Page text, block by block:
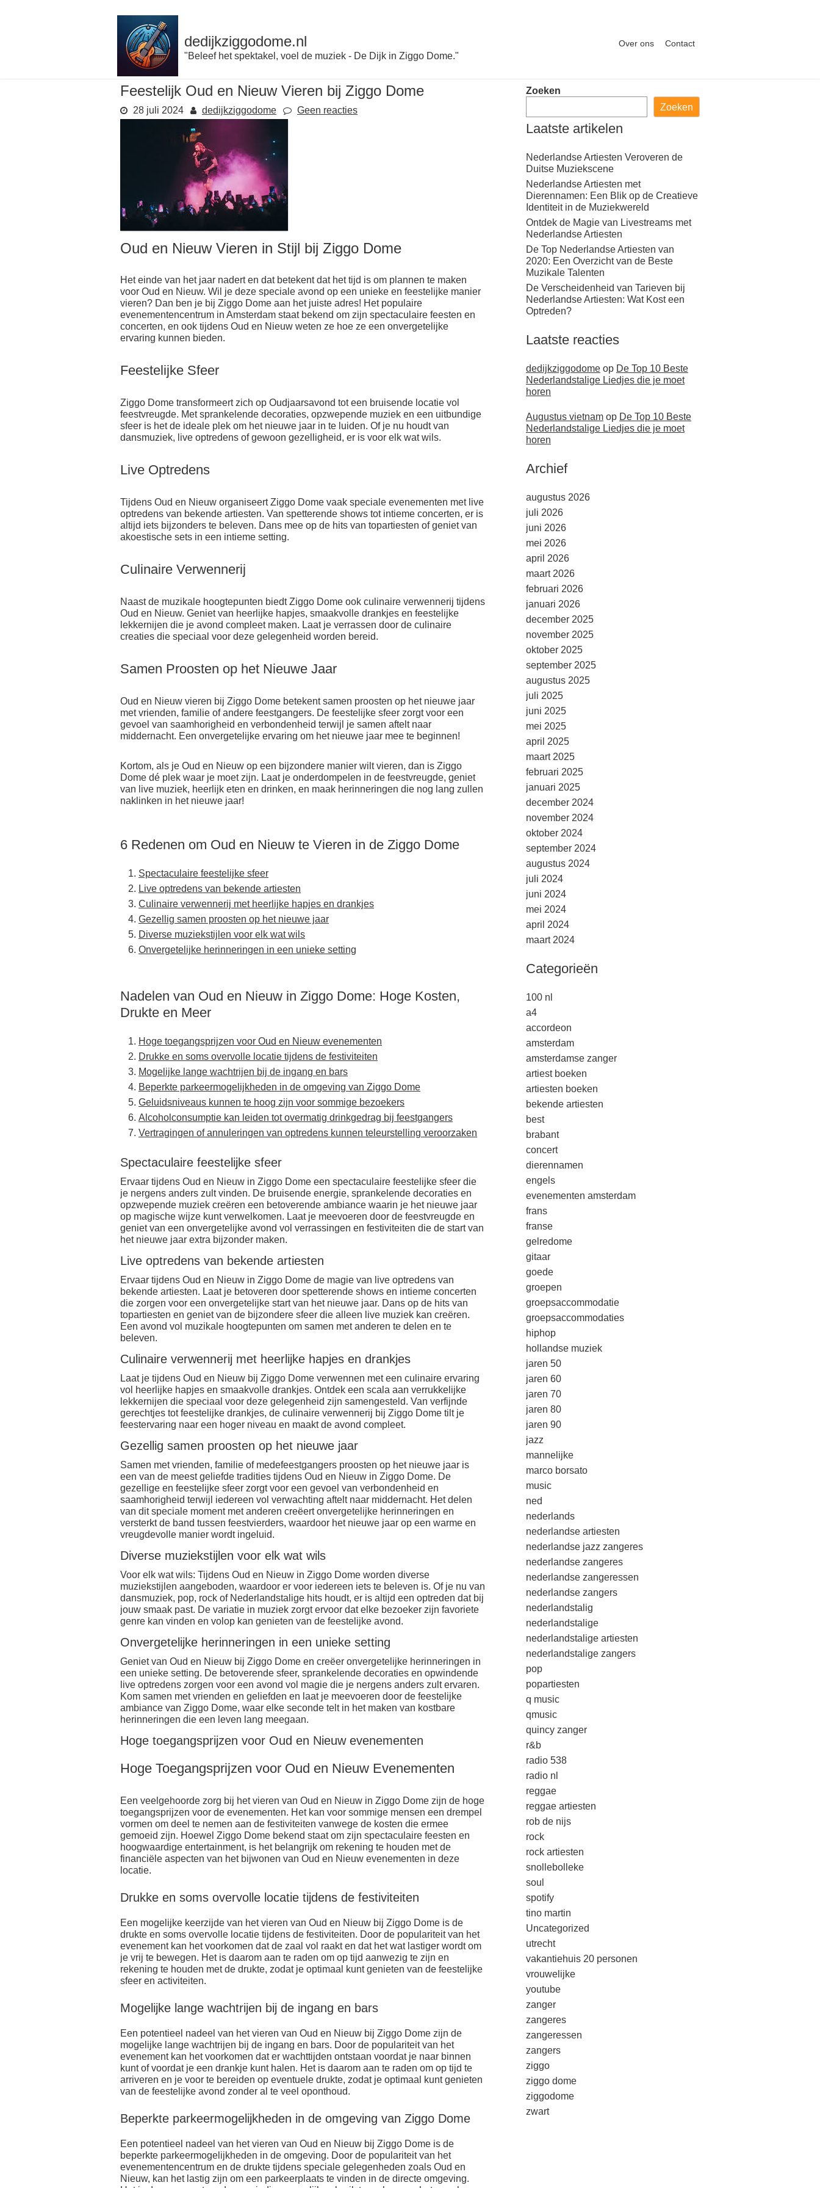
dedijkziggodome.nl
"Beleef het spektakel, voel de muziek - De Dijk in Ziggo Dome."
Over ons Contact
Feestelijk Oud en Nieuw Vieren bij Ziggo Dome
28 juli 2024 dedijkziggodome Geen reacties
Oud en Nieuw Vieren in Stijl bij Ziggo Dome
Het einde van het jaar nadert en dat betekent dat het tijd is om plannen te maken
voor Oud en Nieuw. Wil je deze speciale avond op een unieke en feestelijke manier
vieren? Dan ben je bij Ziggo Dome aan het juiste adres! Het populaire
evenementencentrum in Amsterdam staat bekend om zijn spectaculaire feesten en
concerten, en ook tijdens Oud en Nieuw weten ze hoe ze een onvergetelijke
ervaring kunnen bieden.
Feestelijke Sfeer
Ziggo Dome transformeert zich op Oudjaarsavond tot een bruisende locatie vol
feestvreugde. Met sprankelende decoraties, opzwepende muziek en een uitbundige
sfeer is het de ideale plek om het nieuwe jaar in te luiden. Of je nu houdt van
dansmuziek, live optredens of gewoon gezelligheid, er is voor elk wat wils.
Live Optredens
Tijdens Oud en Nieuw organiseert Ziggo Dome vaak speciale evenementen met live
optredens van bekende artiesten. Van spetterende shows tot intieme concerten, er is
altijd iets bijzonders te beleven. Dans mee op de hits van topartiesten of geniet van
akoestische sets in een intieme setting.
Culinaire Verwennerij
Naast de muzikale hoogtepunten biedt Ziggo Dome ook culinaire verwennerij tijdens
Oud en Nieuw. Geniet van heerlijke hapjes, smaakvolle drankjes en feestelijke
lekkernijen die je avond compleet maken. Laat je verrassen door de culinaire
creaties die speciaal voor deze gelegenheid worden bereid.
Samen Proosten op het Nieuwe Jaar
Oud en Nieuw vieren bij Ziggo Dome betekent samen proosten op het nieuwe jaar
met vrienden, familie of andere feestgangers. De feestelijke sfeer zorgt voor een
gevoel van saamhorigheid en verbondenheid terwijl je samen aftelt naar
middernacht. Een onvergetelijke ervaring om het nieuwe jaar mee te beginnen!
Kortom, als je Oud en Nieuw op een bijzondere manier wilt vieren, dan is Ziggo
Dome dé plek waar je moet zijn. Laat je onderdompelen in de feestvreugde, geniet
van live muziek, heerlijk eten en drinken, en maak herinneringen die nog lang zullen
naklinken in het nieuwe jaar!
6 Redenen om Oud en Nieuw te Vieren in de Ziggo Dome
Spectaculaire feestelijke sfeer
Live optredens van bekende artiesten
Culinaire verwennerij met heerlijke hapjes en drankjes
Gezellig samen proosten op het nieuwe jaar
Diverse muziekstijlen voor elk wat wils
Onvergetelijke herinneringen in een unieke setting
Nadelen van Oud en Nieuw in Ziggo Dome: Hoge Kosten,
Drukte en Meer
Hoge toegangsprijzen voor Oud en Nieuw evenementen
Drukke en soms overvolle locatie tijdens de festiviteiten
Mogelijke lange wachtrijen bij de ingang en bars
Beperkte parkeermogelijkheden in de omgeving van Ziggo Dome
Geluidsniveaus kunnen te hoog zijn voor sommige bezoekers
Alcoholconsumptie kan leiden tot overmatig drinkgedrag bij feestgangers
Vertragingen of annuleringen van optredens kunnen teleurstelling veroorzaken
Spectaculaire feestelijke sfeer
Ervaar tijdens Oud en Nieuw in Ziggo Dome een spectaculaire feestelijke sfeer die
je nergens anders zult vinden. De bruisende energie, sprankelende decoraties en
opzwepende muziek creëren een betoverende ambiance waarin je het nieuwe jaar
op magische wijze kunt verwelkomen. Laat je meevoeren door de feestvreugde en
geniet van een onvergetelijke avond vol verrassingen en festiviteiten die de start van
het nieuwe jaar extra bijzonder maken.
Live optredens van bekende artiesten
Ervaar tijdens Oud en Nieuw in Ziggo Dome de magie van live optredens van
bekende artiesten. Laat je betoveren door spetterende shows en intieme concerten
die zorgen voor een onvergetelijke start van het nieuwe jaar. Dans op de hits van
topartiesten en geniet van de bijzondere sfeer die alleen live muziek kan creëren.
Een avond vol muzikale hoogtepunten om samen met anderen te delen en te
beleven.
Culinaire verwennerij met heerlijke hapjes en drankjes
Laat je tijdens Oud en Nieuw bij Ziggo Dome verwennen met een culinaire ervaring
vol heerlijke hapjes en smaakvolle drankjes. Ontdek een scala aan verrukkelijke
lekkernijen die speciaal voor deze gelegenheid zijn samengesteld. Van verfijnde
gerechtjes tot feestelijke drankjes, de culinaire verwennerij bij Ziggo Dome tilt je
feestervaring naar een hoger niveau en maakt de avond compleet.
Gezellig samen proosten op het nieuwe jaar
Samen met vrienden, familie of medefeestgangers proosten op het nieuwe jaar is
een van de meest geliefde tradities tijdens Oud en Nieuw in Ziggo Dome. De
gezellige en feestelijke sfeer zorgt voor een gevoel van verbondenheid en
saamhorigheid terwijl iedereen vol verwachting aftelt naar middernacht. Het delen
van dit speciale moment met anderen creëert onvergetelijke herinneringen en
versterkt de band tussen feestvierders, waardoor het nieuwe jaar op een warme en
vreugdevolle manier wordt ingeluid.
Diverse muziekstijlen voor elk wat wils
Voor elk wat wils: Tijdens Oud en Nieuw in Ziggo Dome worden diverse
muziekstijlen aangeboden, waardoor er voor iedereen iets te beleven is. Of je nu van
dansmuziek, pop, rock of Nederlandstalige hits houdt, er is altijd een optreden dat bij
jouw smaak past. De variatie in muziek zorgt ervoor dat elke bezoeker zijn favoriete
genre kan vinden en volop kan genieten van de feestelijke avond.
Onvergetelijke herinneringen in een unieke setting
Geniet van Oud en Nieuw bij Ziggo Dome en creëer onvergetelijke herinneringen in
een unieke setting. De betoverende sfeer, sprankelende decoraties en opwindende
live optredens zorgen voor een avond vol magie die je nergens anders zult ervaren.
Kom samen met vrienden en geliefden en laat je meevoeren door de feestelijke
ambiance van Ziggo Dome, waar elke seconde telt in het maken van kostbare
herinneringen die een leven lang meegaan.
Hoge toegangsprijzen voor Oud en Nieuw evenementen
Hoge Toegangsprijzen voor Oud en Nieuw Evenementen
Een veelgehoorde zorg bij het vieren van Oud en Nieuw in Ziggo Dome zijn de hoge
toegangsprijzen voor de evenementen. Het kan voor sommige mensen een drempel
vormen om deel te nemen aan de festiviteiten vanwege de kosten die ermee
gemoeid zijn. Hoewel Ziggo Dome bekend staat om zijn spectaculaire feesten en
hoogwaardige entertainment, is het belangrijk om rekening te houden met de
financiële aspecten van het bijwonen van Oud en Nieuw evenementen in deze
locatie.
Drukke en soms overvolle locatie tijdens de festiviteiten
Een mogelijke keerzijde van het vieren van Oud en Nieuw bij Ziggo Dome is de
drukte en soms overvolle locatie tijdens de festiviteiten. Door de populariteit van het
evenement kan het voorkomen dat de zaal vol raakt en dat het wat lastiger wordt om
je vrij te bewegen. Het is daarom aan te raden om op tijd aanwezig te zijn en
rekening te houden met de drukte, zodat je optimaal kunt genieten van de feestelijke
sfeer en activiteiten.
Mogelijke lange wachtrijen bij de ingang en bars
Een potentieel nadeel van het vieren van Oud en Nieuw bij Ziggo Dome zijn de
mogelijke lange wachtrijen bij de ingang en bars. Door de populariteit van het
evenement kan het voorkomen dat er wachttijden ontstaan voordat je naar binnen
kunt of voordat je een drankje kunt halen. Het is daarom aan te raden om op tijd te
arriveren en je voor te bereiden op eventuele drukte, zodat je optimaal kunt genieten
van de feestelijke avond zonder al te veel oponthoud.
Beperkte parkeermogelijkheden in de omgeving van Ziggo Dome
Een potentieel nadeel van het vieren van Oud en Nieuw bij Ziggo Dome is de
beperkte parkeermogelijkheden in de omgeving. Door de populariteit van het
evenementencentrum en de drukte tijdens speciale gelegenheden zoals Oud en
Nieuw, kan het lastig zijn om een parkeerplaats te vinden in de directe omgeving.
Zoeken
Zoeken
Laatste artikelen
Nederlandse Artiesten Veroveren de
Duitse Muziekscene
Nederlandse Artiesten met
Dierennamen: Een Blik op de Creatieve
Identiteit in de Muziekwereld
Ontdek de Magie van Livestreams met
Nederlandse Artiesten
De Top Nederlandse Artiesten van
2020: Een Overzicht van de Beste
Muzikale Talenten
De Verscheidenheid van Tarieven bij
Nederlandse Artiesten: Wat Kost een
Optreden?
Laatste reacties
dedijkziggodome op De Top 10 Beste
Nederlandstalige Liedjes die je moet
horen
Augustus vietnam op De Top 10 Beste
Nederlandstalige Liedjes die je moet
horen
Archief
augustus 2026
juli 2026
juni 2026
mei 2026
april 2026
maart 2026
februari 2026
januari 2026
december 2025
november 2025
oktober 2025
september 2025
augustus 2025
juli 2025
juni 2025
mei 2025
april 2025
maart 2025
februari 2025
januari 2025
december 2024
november 2024
oktober 2024
september 2024
augustus 2024
juli 2024
juni 2024
mei 2024
april 2024
maart 2024
Categorieën
100 nl
a4
accordeon
amsterdam
amsterdamse zanger
artiest boeken
artiesten boeken
bekende artiesten
best
brabant
concert
dierennamen
engels
evenementen amsterdam
frans
franse
gelredome
gitaar
goede
groepen
groepsaccommodatie
groepsaccommodaties
hiphop
hollandse muziek
jaren 50
jaren 60
jaren 70
jaren 80
jaren 90
jazz
mannelijke
marco borsato
music
ned
nederlands
nederlandse artiesten
nederlandse jazz zangeres
nederlandse zangeres
nederlandse zangeressen
nederlandse zangers
nederlandstalig
nederlandstalige
nederlandstalige artiesten
nederlandstalige zangers
pop
popartiesten
q music
qmusic
quincy zanger
r&b
radio 538
radio nl
reggae
reggae artiesten
rob de nijs
rock
rock artiesten
snollebolleke
soul
spotify
tino martin
Uncategorized
utrecht
vakantiehuis 20 personen
vrouwelijke
youtube
zanger
zangeres
zangeressen
zangers
ziggo
ziggo dome
ziggodome
zwart